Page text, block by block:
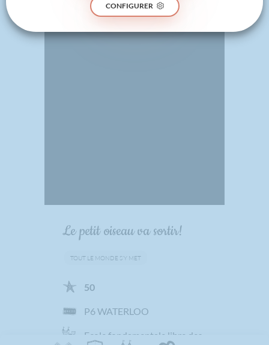
Le petit oiseau va sortir!
TOUT LE MONDE S’Y MET
50
P6 WATERLOO
Ecole fondamentale libre des
CONFIGURER